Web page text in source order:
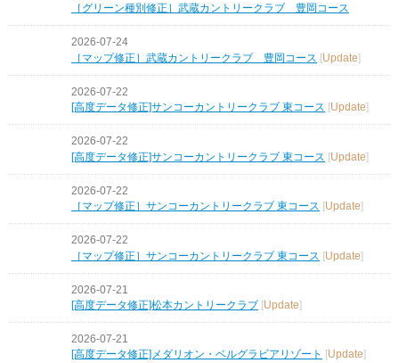
［グリーン種別修正］武蔵カントリークラブ 豊岡コース
2026-07-24
［マップ修正］武蔵カントリークラブ 豊岡コース [Update]
2026-07-22
[高度データ修正]サンコーカントリークラブ 東コース [Update]
2026-07-22
[高度データ修正]サンコーカントリークラブ 東コース [Update]
2026-07-22
［マップ修正］サンコーカントリークラブ 東コース [Update]
2026-07-22
［マップ修正］サンコーカントリークラブ 東コース [Update]
2026-07-21
[高度データ修正]松本カントリークラブ [Update]
2026-07-21
[高度データ修正]メダリオン・ベルグラビアリゾート
Update